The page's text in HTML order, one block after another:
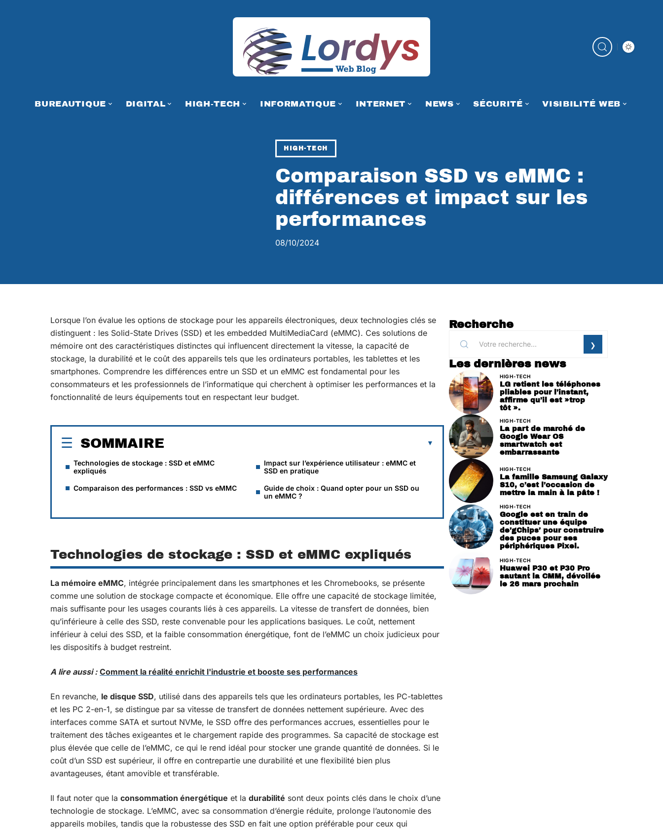
BUREAUTIQUE DIGITAL HIGH-TECH INFORMATIQUE INTERNET NEWS SÉCURITÉ VISIBILITÉ WEB
HIGH-TECH
Comparaison SSD vs eMMC :
différences et impact sur les
performances
08/10/2024
Lorsque l’on évalue les options de stockage pour les appareils électroniques, deux technologies clés se
distinguent : les Solid-State Drives (SSD) et les embedded MultiMediaCard (eMMC). Ces solutions de
mémoire ont des caractéristiques distinctes qui influencent directement la vitesse, la capacité de
stockage, la durabilité et le coût des appareils tels que les ordinateurs portables, les tablettes et les
smartphones. Comprendre les différences entre un SSD et un eMMC est fondamental pour les
consommateurs et les professionnels de l’informatique qui cherchent à optimiser les performances et la
fonctionnalité de leurs équipements tout en respectant leur budget.
SOMMAIRE
Technologies de stockage : SSD et eMMC
expliqués
Comparaison des performances : SSD vs eMMC
Impact sur l’expérience utilisateur : eMMC et
SSD en pratique
Guide de choix : Quand opter pour un SSD ou
un eMMC ?
Technologies de stockage : SSD et eMMC expliqués
La mémoire eMMC, intégrée principalement dans les smartphones et les Chromebooks, se présente
comme une solution de stockage compacte et économique. Elle offre une capacité de stockage limitée,
mais suffisante pour les usages courants liés à ces appareils. La vitesse de transfert de données, bien
qu’inférieure à celle des SSD, reste convenable pour les applications basiques. Le coût, nettement
inférieur à celui des SSD, et la faible consommation énergétique, font de l’eMMC un choix judicieux pour
les dispositifs à budget restreint.
A lire aussi : Comment la réalité enrichit l'industrie et booste ses performances
En revanche, le disque SSD, utilisé dans des appareils tels que les ordinateurs portables, les PC-tablettes
et les PC 2-en-1, se distingue par sa vitesse de transfert de données nettement supérieure. Avec des
interfaces comme SATA et surtout NVMe, le SSD offre des performances accrues, essentielles pour le
traitement des tâches exigeantes et le chargement rapide des programmes. Sa capacité de stockage est
plus élevée que celle de l’eMMC, ce qui le rend idéal pour stocker une grande quantité de données. Si le
coût d’un SSD est supérieur, il offre en contrepartie une durabilité et une flexibilité bien plus
avantageuses, étant amovible et transférable.
Il faut noter que la consommation énergétique et la durabilité sont deux points clés dans le choix d’une
technologie de stockage. L’eMMC, avec sa consommation d’énergie réduite, prolonge l’autonomie des
appareils mobiles, tandis que la robustesse des SSD en fait une option préférable pour ceux qui
Recherche
Les dernières news
HIGH-TECH
LG retient les téléphones
pliables pour l’instant,
affirme qu’il est »trop
tôt ».
HIGH-TECH
La part de marché de
Google Wear OS
smartwatch est
embarrassante
HIGH-TECH
La famille Samsung Galaxy
S10, c’est l’occasion de
mettre la main à la pâte !
HIGH-TECH
Google est en train de
constituer une équipe
de’gChips’ pour construire
des puces pour ses
périphériques Pixel.
HIGH-TECH
Huawei P30 et P30 Pro
sautant la CMM, dévoilée
le 26 mars prochain